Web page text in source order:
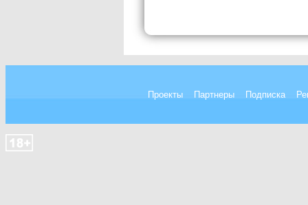
Проекты Партнеры Подписка